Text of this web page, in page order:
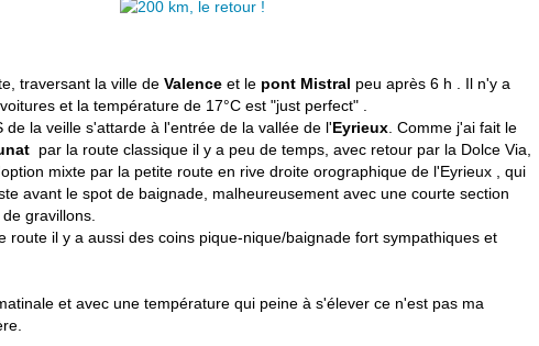
traversant la ville de Valence et le pont Mistral peu après 6 h . Il n'y a
et la température de 17°C est "just perfect" .
de la veille s'attarde à l'entrée de la vallée de l'Eyrieux . Comme j'ai fait le
par la route classique il y a peu de temps, avec retour par la Dolce Via,
mixte par la petite route en rive droite orographique de l'Eyrieux , qui
avant le spot de baignade, malheureusement avec une courte section
gravillons.
route il y a aussi des coins pique-nique/baignade fort sympathiques et
et avec une température qui peine à s'élever ce n'est pas ma